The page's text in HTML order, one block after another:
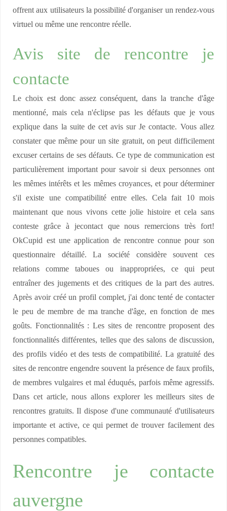
offrent aux utilisateurs la possibilité d'organiser un rendez-vous
virtuel ou même une rencontre réelle.
Avis site de rencontre je
contacte
Le choix est donc assez conséquent, dans la tranche d'âge
mentionné, mais cela n'éclipse pas les défauts que je vous
explique dans la suite de cet avis sur Je contacte. Vous allez
constater que même pour un site gratuit, on peut difficilement
excuser certains de ses défauts. Ce type de communication est
particulièrement important pour savoir si deux personnes ont
les mêmes intérêts et les mêmes croyances, et pour déterminer
s'il existe une compatibilité entre elles. Cela fait 10 mois
maintenant que nous vivons cette jolie histoire et cela sans
conteste grâce à jecontact que nous remercions très fort!
OkCupid est une application de rencontre connue pour son
questionnaire détaillé. La société considère souvent ces
relations comme taboues ou inappropriées, ce qui peut
entraîner des jugements et des critiques de la part des autres.
Après avoir créé un profil complet, j'ai donc tenté de contacter
le peu de membre de ma tranche d'âge, en fonction de mes
goûts. Fonctionnalités : Les sites de rencontre proposent des
fonctionnalités différentes, telles que des salons de discussion,
des profils vidéo et des tests de compatibilité. La gratuité des
sites de rencontre engendre souvent la présence de faux profils,
de membres vulgaires et mal éduqués, parfois même agressifs.
Dans cet article, nous allons explorer les meilleurs sites de
rencontres gratuits. Il dispose d'une communauté d'utilisateurs
importante et active, ce qui permet de trouver facilement des
personnes compatibles.
Rencontre je contacte
auvergne